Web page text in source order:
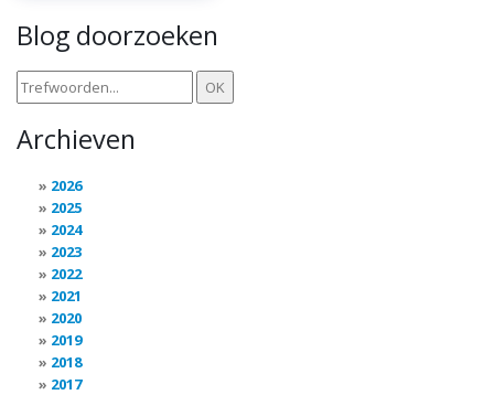
Blog doorzoeken
Archieven
2026
2025
2024
2023
2022
2021
2020
2019
2018
2017